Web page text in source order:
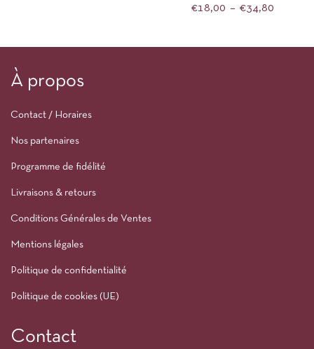
TIRAILLEMENT LA CANOPÉE
€18,00 – €34,80
À propos
Contact / Horaires
Nos partenaires
Programme de fidélité
Livraisons & retours
Conditions Générales de Ventes
Mentions légales
Politique de confidentialité
Politique de cookies (UE)
Contact